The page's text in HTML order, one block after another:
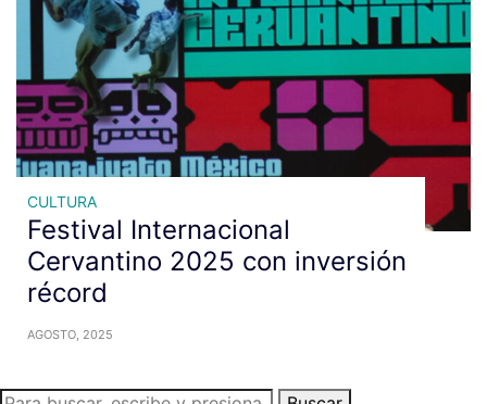
CULTURA
Festival Internacional
Cervantino 2025 con inversión
récord
AGOSTO, 2025